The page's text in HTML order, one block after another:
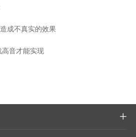
成不真实的效果
高音才能实现
